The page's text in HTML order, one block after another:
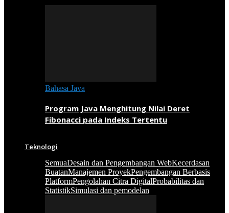
Bahasa Java
Program Java Menghitung Nilai Deret
Fibonacci pada Indeks Tertentu
Teknologi
SemuaDesain dan Pengembangan WebKecerdasan
BuatanManajemen ProyekPengembangan Berbasis
PlatformPengolahan Citra DigitalProbabilitas dan
StatistikSimulasi dan pemodelan